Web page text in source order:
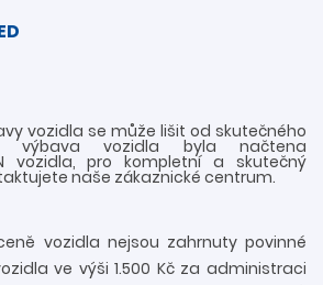
vozidla se může lišit od skutečného
výbava vozidla byla načtena
vozidla, pro kompletní a skutečný
naše zákaznické centrum.
vozidla nejsou zahrnuty povinné
ve výši 1.500 Kč za administraci